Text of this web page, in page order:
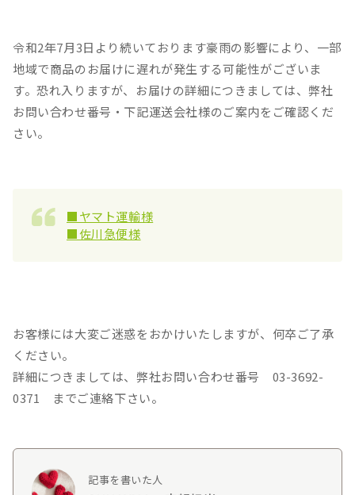
令和2年7月3日より続いております豪雨の影響により、一部
地域で商品のお届けに遅れが発生する可能性がございま
す。恐れ入りますが、お届けの詳細につきましては、弊社
お問い合わせ番号・下記運送会社様のご案内をご確認くだ
さい。
■ヤマト運輸様
■佐川急便様
お客様には大変ご迷惑をおかけいたしますが、何卒ご了承
ください。
詳細につきましては、弊社お問い合わせ番号 03-3692-
0371 までご連絡下さい。
記事を書いた人